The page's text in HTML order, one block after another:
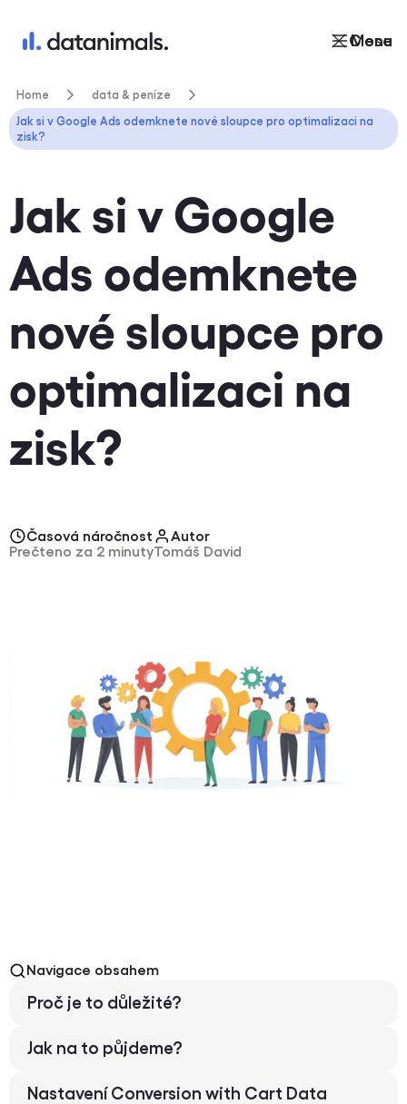
Menu
Close
Home data & peníze
Jak si v Google Ads odemknete nové sloupce pro optimalizaci na
zisk?
Jak si v Google
Ads odemknete
nové sloupce pro
optimalizaci na
zisk?
Časová náročnost
Prečteno za 2 minuty
Autor
Tomáš David
Navigace obsahem
Proč je to důležité?
Jak na to půjdeme?
Nastavení Conversion with Cart Data